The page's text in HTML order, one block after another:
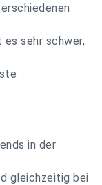
sehr schwer,
in der
gleichzeitig bei